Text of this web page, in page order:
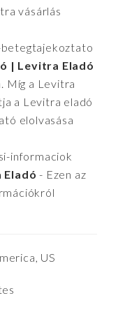
vásárlás
| Levitra Eladó
Míg a Levitra
a Levitra eladó
elolvasása
informaciok
- Ezen az
US